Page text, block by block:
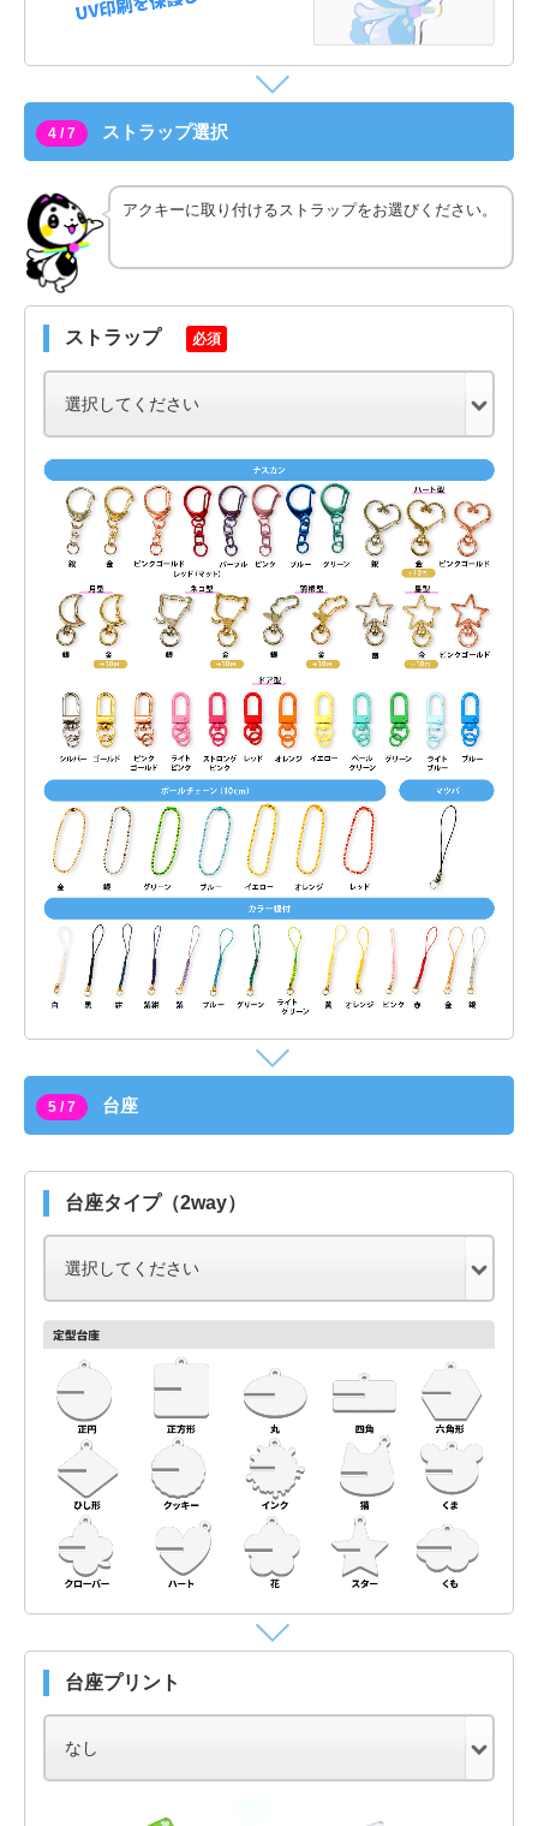
4 / 7 ストラップ選択
アクキーに取り付けるストラップをお選びください。
ストラップ 必須
5 / 7 台座
台座タイプ（2way）
台座プリント